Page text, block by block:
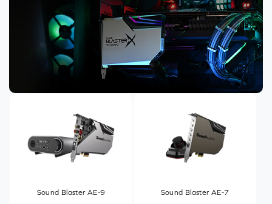
Sound Blaster AE-9 Sound Blaster AE-7